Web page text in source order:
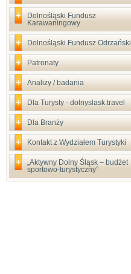
Dolnośląski Fundusz
Karawaningowy
Dolnośląski Fundusz Odrzański
Patronaty
Analizy / badania
Dla Turysty - dolnyslask.travel
Dla Branży
Kontakt z Wydziałem Turystyki
„Aktywny Dolny Śląsk – budżet
sportowo-turystyczny”